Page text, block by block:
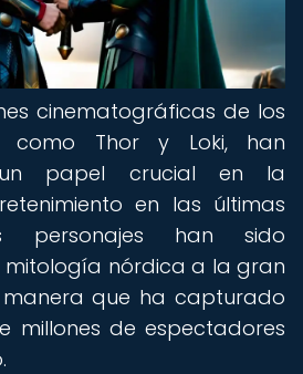
cinematográficas de los
como Thor y Loki, han
un papel crucial en la
en las últimas
personajes han sido
nórdica a la gran
que ha capturado
millones de espectadores